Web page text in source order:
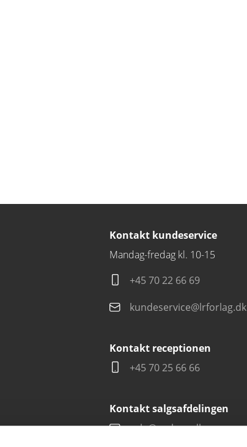
Kontakt kundeservice
Mandag-fredag kl. 10-15
+45 70 22 66 69
kundeservice@lrforlag.dk
Kontakt receptionen
+45 70 25 66 66
Kontakt salgsafdelingen
salg@carlsen.dk